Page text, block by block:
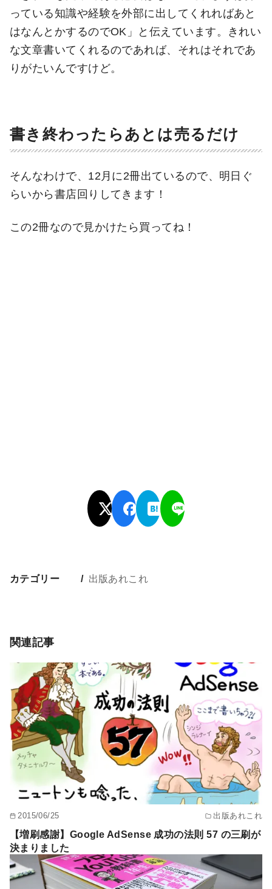
っている知識や経験を外部に出してくれればあと
はなんとかするのでOK」と伝えています。きれい
な文章書いてくれるのであれば、それはそれであ
りがたいんですけど。
書き終わったらあとは売るだけ
そんなわけで、12月に2冊出ているので、明日ぐ
らいから書店回りしてきます！
この2冊なので見かけたら買ってね！
カテゴリー 出版あれこれ
関連記事
2015/06/25 出版あれこれ
【増刷感謝】Google AdSense 成功の法則 57 の三刷が
決まりました